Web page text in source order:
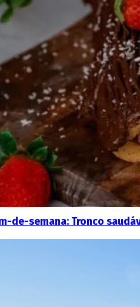
de-semana: Tronco